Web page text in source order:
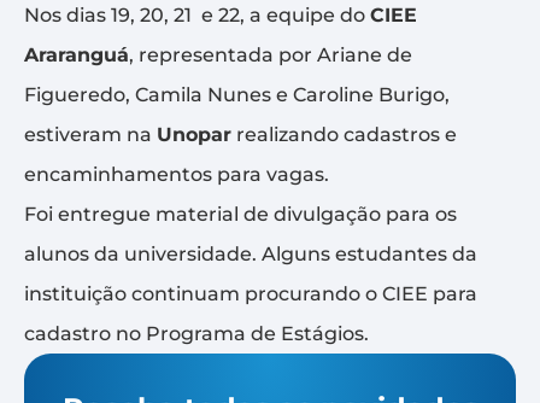
Nos dias 19, 20, 21 e 22, a equipe do CIEE
Araranguá, representada por Ariane de
Figueredo, Camila Nunes e Caroline Burigo,
estiveram na Unopar realizando cadastros e
encaminhamentos para vagas.
Foi entregue material de divulgação para os
alunos da universidade. Alguns estudantes da
instituição continuam procurando o CIEE para
cadastro no Programa de Estágios.